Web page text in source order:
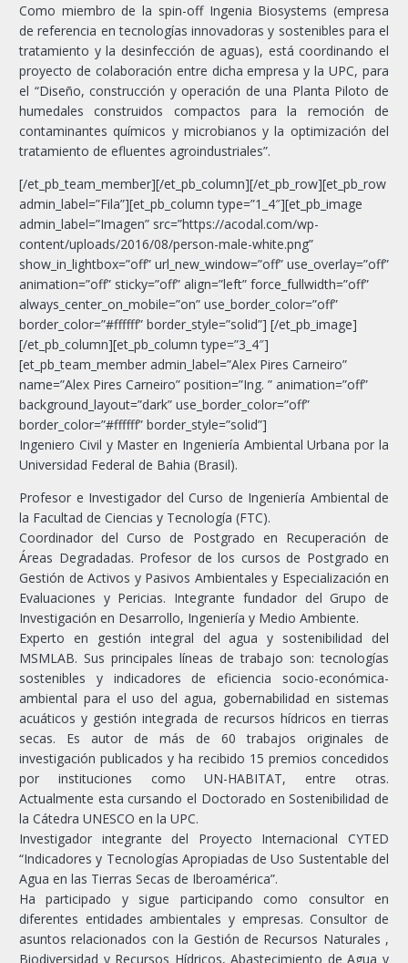
Como miembro de la spin-off Ingenia Biosystems (empresa
de referencia en tecnologías innovadoras y sostenibles para el
tratamiento y la desinfección de aguas), está coordinando el
proyecto de colaboración entre dicha empresa y la UPC, para
el “Diseño, construcción y operación de una Planta Piloto de
humedales construidos compactos para la remoción de
contaminantes químicos y microbianos y la optimización del
tratamiento de efluentes agroindustriales”.
[/et_pb_team_member][/et_pb_column][/et_pb_row][et_pb_row
admin_label=”Fila”][et_pb_column type=”1_4″][et_pb_image
admin_label=”Imagen” src=”https://acodal.com/wp-
content/uploads/2016/08/person-male-white.png”
show_in_lightbox=”off” url_new_window=”off” use_overlay=”off”
animation=”off” sticky=”off” align=”left” force_fullwidth=”off”
always_center_on_mobile=”on” use_border_color=”off”
border_color=”#ffffff” border_style=”solid”] [/et_pb_image]
[/et_pb_column][et_pb_column type=”3_4″]
[et_pb_team_member admin_label=”Alex Pires Carneiro”
name=”Alex Pires Carneiro” position=”Ing. ” animation=”off”
background_layout=”dark” use_border_color=”off”
border_color=”#ffffff” border_style=”solid”]
Ingeniero Civil y Master en Ingeniería Ambiental Urbana por la
Universidad Federal de Bahia (Brasil).
Profesor e Investigador del Curso de Ingeniería Ambiental de
la Facultad de Ciencias y Tecnología (FTC).
Coordinador del Curso de Postgrado en Recuperación de
Áreas Degradadas. Profesor de los cursos de Postgrado en
Gestión de Activos y Pasivos Ambientales y Especialización en
Evaluaciones y Pericias. Integrante fundador del Grupo de
Investigación en Desarrollo, Ingeniería y Medio Ambiente.
Experto en gestión integral del agua y sostenibilidad del
MSMLAB. Sus principales líneas de trabajo son: tecnologías
sostenibles y indicadores de eficiencia socio-económica-
ambiental para el uso del agua, gobernabilidad en sistemas
acuáticos y gestión integrada de recursos hídricos en tierras
secas. Es autor de más de 60 trabajos originales de
investigación publicados y ha recibido 15 premios concedidos
por instituciones como UN-HABITAT, entre otras.
Actualmente esta cursando el Doctorado en Sostenibilidad de
la Cátedra UNESCO en la UPC.
Investigador integrante del Proyecto Internacional CYTED
“Indicadores y Tecnologías Apropiadas de Uso Sustentable del
Agua en las Tierras Secas de Iberoamérica”.
Ha participado y sigue participando como consultor en
diferentes entidades ambientales y empresas. Consultor de
asuntos relacionados con la Gestión de Recursos Naturales ,
Biodiversidad y Recursos Hídricos, Abastecimiento de Agua y